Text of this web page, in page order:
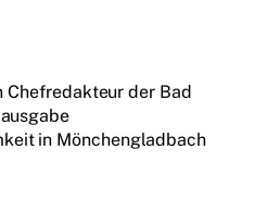
Chefredakteur der Bad
in Mönchengladbach